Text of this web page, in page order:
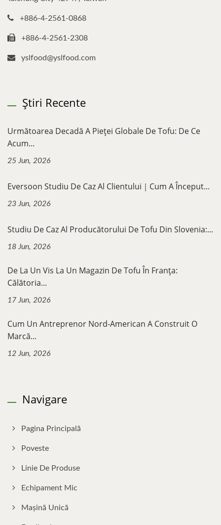
+886-4-2561-0868
+886-4-2561-2308
yslfood@yslfood.com
Știri Recente
Următoarea Decadă A Pieței Globale De Tofu: De Ce
Acum...
25 Jun, 2026
Eversoon Studiu De Caz Al Clientului｜Cum A Început...
23 Jun, 2026
Studiu De Caz Al Producătorului De Tofu Din Slovenia:...
18 Jun, 2026
De La Un Vis La Un Magazin De Tofu În Franța:
Călătoria...
17 Jun, 2026
Cum Un Antreprenor Nord-American A Construit O
Marcă...
12 Jun, 2026
Navigare
Pagina Principală
Poveste
Linie De Produse
Echipament Mic
Mașină Unică